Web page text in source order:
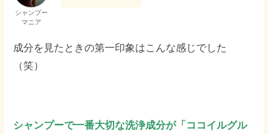
シャンプー
マニア
成分を見たときの第一印象はこんな感じでした
（笑）
シャンプーで一番大切な洗浄成分が「ココイルグル